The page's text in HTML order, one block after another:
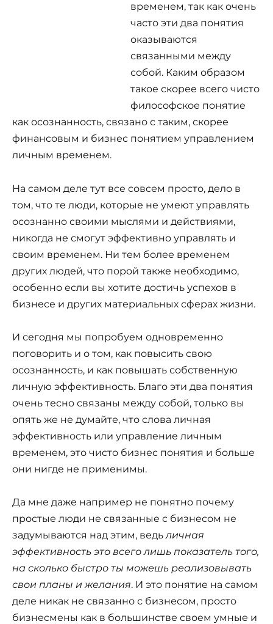
временем, так как очень
часто эти два понятия
оказываются
связанными между
собой. Каким образом
такое скорее всего чисто
философское понятие
как осознанность, связано с таким, скорее
финансовым и бизнес понятием управлением
личным временем.
На самом деле тут все совсем просто, дело в
том, что те люди, которые не умеют управлять
осознанно своими мыслями и действиями,
никогда не смогут эффективно управлять и
своим временем. Ни тем более временем
других людей, что порой также необходимо,
особенно если вы хотите достичь успехов в
бизнесе и других материальных сферах жизни.
И сегодня мы попробуем одновременно
поговорить и о том, как повысить свою
осознанность, и как повышать собственную
личную эффективность. Благо эти два понятия
очень тесно связаны между собой, только вы
опять же не думайте, что слова личная
эффективность или управление личным
временем, это чисто бизнес понятия и больше
они нигде не применимы.
Да мне даже например не понятно почему
простые люди не связанные с бизнесом не
задумываются над этим, ведьличная
эффективность это всего лишь показатель того,
на сколько быстро ты можешь реализовывать
свои планы и желания. И это понятие на самом
деле никак не связанно с бизнесом, просто
бизнесмены как в большинстве своем умные и